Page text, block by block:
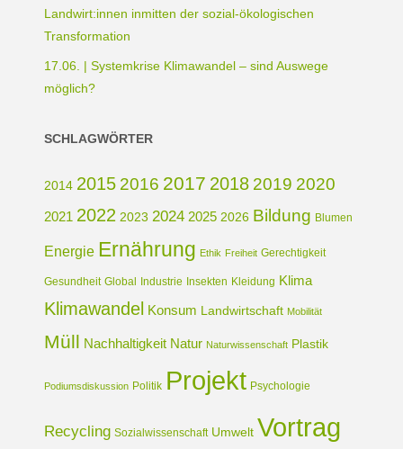
Landwirt:innen inmitten der sozial-ökologischen
Transformation
17.06. | Systemkrise Klimawandel – sind Auswege
möglich?
SCHLAGWÖRTER
2014 2015 2016 2017 2018 2019 2020
2021 2022 2023 2024 2025 2026 Bildung Blumen
Energie Ernährung Ethik Freiheit Gerechtigkeit
Gesundheit Global Industrie Insekten Kleidung Klima
Klimawandel Konsum Landwirtschaft Mobilität
Müll Nachhaltigkeit Natur Naturwissenschaft Plastik
Podiumsdiskussion Politik Projekt Psychologie
Recycling Sozialwissenschaft Umwelt Vortrag